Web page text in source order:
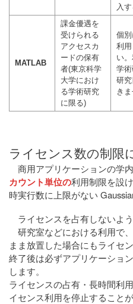
入
MATLAB
課金優遇を
受けられる
アクセスカ
ードの保有
者(東京科学
大学におけ
る学術研究
に限る)
個別
利
い
学
研
きま
ライセンス数の制限
商用アプリケーションの学
カウント単位の利用制限を設
時実行数に上限がない
ライセンスを占有しないよう
研究室などにおける利用で
まま放置した場合にもライセ
終了後は必ずアプリケーショ
します。
ライセンスの占有・長時間利
イセンス利用を停止することが